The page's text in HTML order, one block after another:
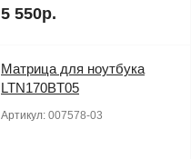
5 550р.
Матрица для ноутбука
LTN170BT05
Артикул: 007578-03